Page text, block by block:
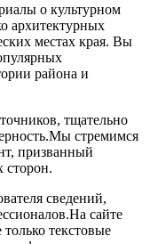
о культурном
архитектурных
местах края. Вы
района и
тщательно
стремимся
призванный
сторон.
сведений,
сайте
текстовые